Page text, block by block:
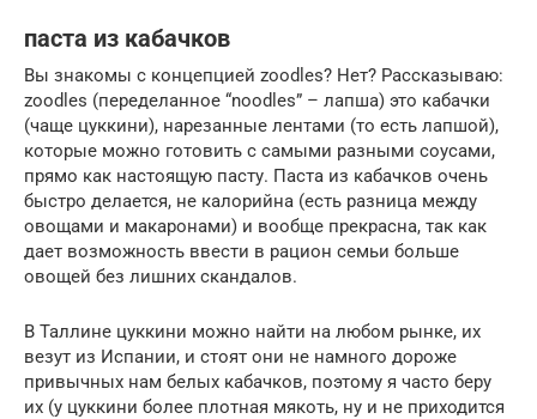
паста из кабачков
Вы знакомы с концепцией zoodles? Нет? Рассказываю:
zoodles (переделанное “noodles” – лапша) это кабачки
(чаще цуккини), нарезанные лентами (то есть лапшой),
которые можно готовить с самыми разными соусами,
прямо как настоящую пасту. Паста из кабачков очень
быстро делается, не калорийна (есть разница между
овощами и макаронами) и вообще прекрасна, так как
дает возможность ввести в рацион семьи больше
овощей без лишних скандалов.
В Таллине цуккини можно найти на любом рынке, их
везут из Испании, и стоят они не намного дороже
привычных нам белых кабачков, поэтому я часто беру
их (у цуккини более плотная мякоть, ну и не приходится